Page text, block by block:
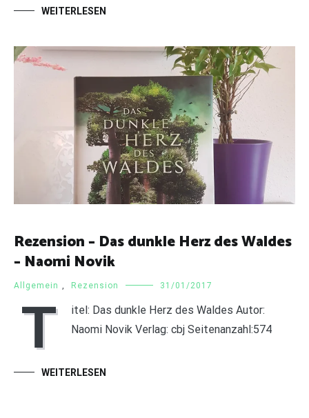
WEITERLESEN
Rezension – Das dunkle Herz des Waldes
– Naomi Novik
Allgemein , Rezension 31/01/2017
T
itel: Das dunkle Herz des Waldes Autor:
Naomi Novik Verlag: cbj Seitenanzahl:574
WEITERLESEN